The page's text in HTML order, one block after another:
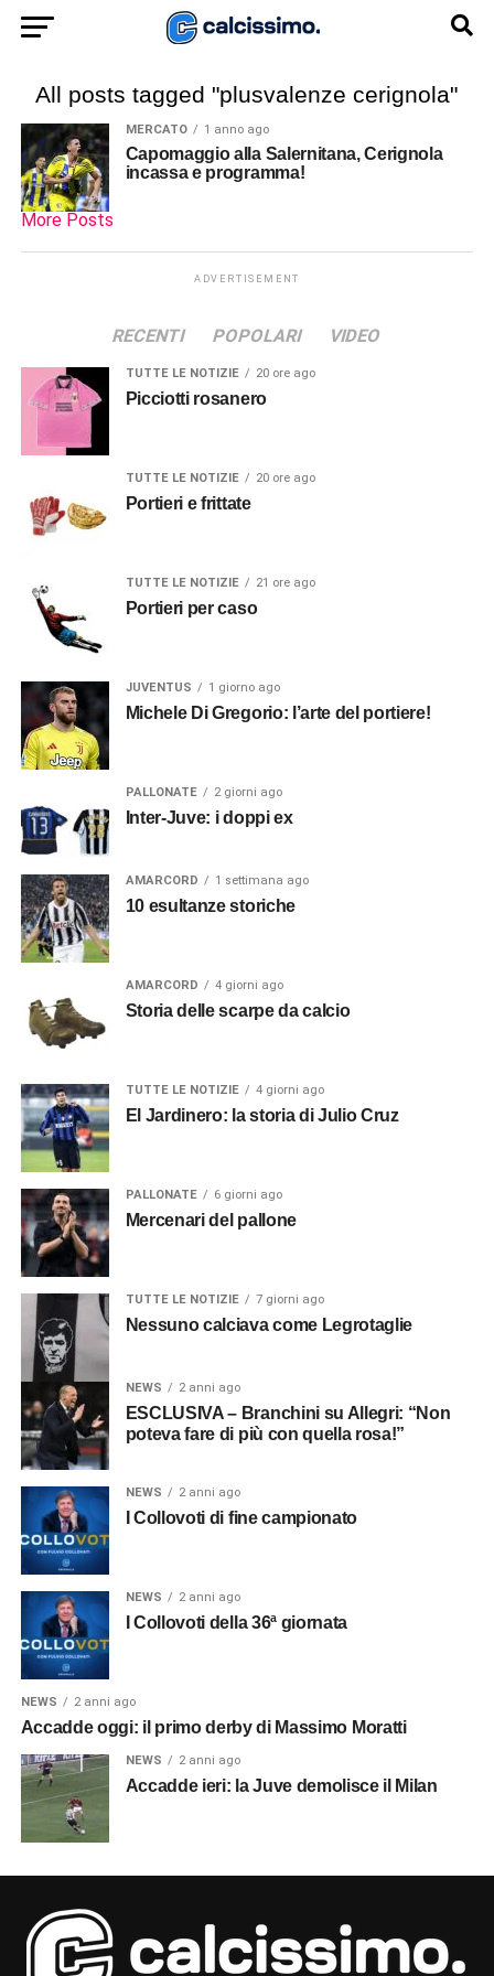
All posts tagged "plusvalenze cerignola"
MERCATO 1 anno ago
Capomaggio alla Salernitana, Cerignola
incassa e programma!
More Posts
ADVERTISEMENT
RECENTI POPOLARI VIDEO
TUTTE LE NOTIZIE 20 ore ago
Picciotti rosanero
TUTTE LE NOTIZIE 20 ore ago
Portieri e frittate
TUTTE LE NOTIZIE 21 ore ago
Portieri per caso
JUVENTUS 1 giorno ago
Michele Di Gregorio: l’arte del portiere!
PALLONATE 2 giorni ago
Inter-Juve: i doppi ex
AMARCORD 1 settimana ago
10 esultanze storiche
AMARCORD 4 giorni ago
Storia delle scarpe da calcio
TUTTE LE NOTIZIE 4 giorni ago
El Jardinero: la storia di Julio Cruz
PALLONATE 6 giorni ago
Mercenari del pallone
TUTTE LE NOTIZIE 7 giorni ago
Nessuno calciava come Legrotaglie
NEWS 2 anni ago
ESCLUSIVA – Branchini su Allegri: “Non
poteva fare di più con quella rosa!”
NEWS 2 anni ago
I Collovoti di fine campionato
NEWS 2 anni ago
I Collovoti della 36ª giornata
NEWS 2 anni ago
Accadde oggi: il primo derby di Massimo Moratti
NEWS 2 anni ago
Accadde ieri: la Juve demolisce il Milan